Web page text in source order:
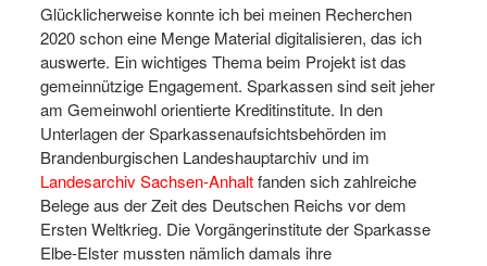
Glücklicherweise konnte ich bei meinen Recherchen
2020 schon eine Menge Material digitalisieren, das ich
auswerte. Ein wichtiges Thema beim Projekt ist das
gemeinnützige Engagement. Sparkassen sind seit jeher
am Gemeinwohl orientierte Kreditinstitute. In den
Unterlagen der Sparkassenaufsichtsbehörden im
Brandenburgischen Landeshauptarchiv und im
Landesarchiv Sachsen-Anhaltfanden sich zahlreiche
Belege aus der Zeit des Deutschen Reichs vor dem
Ersten Weltkrieg. Die Vorgängerinstitute der Sparkasse
Elbe-Elster mussten nämlich damals ihre